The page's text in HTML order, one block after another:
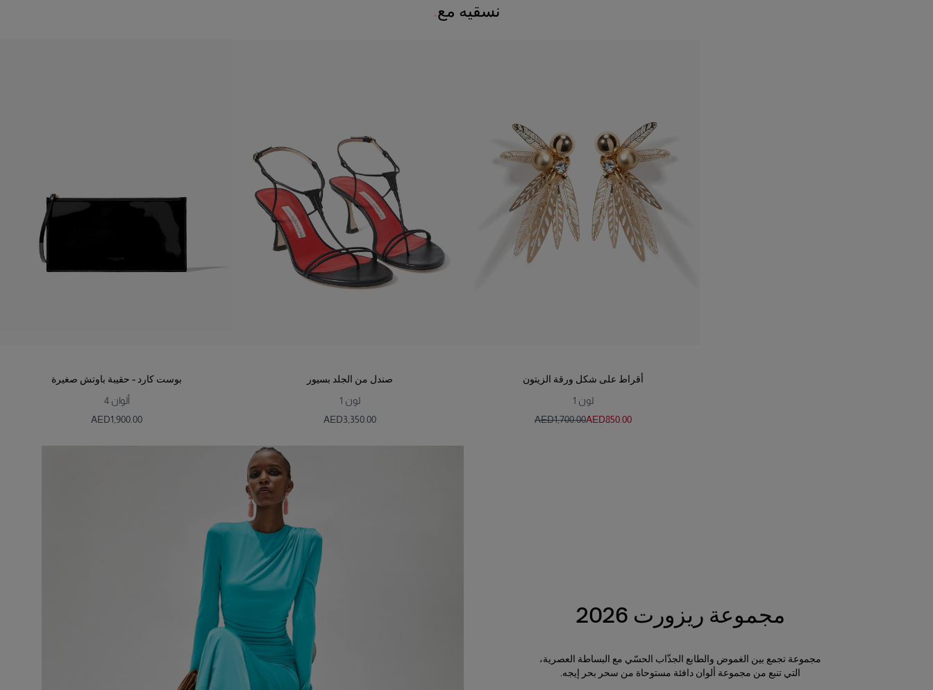
نسقيه مع
بوست كارد - حقيبة باوتش صغيرة
4 ألوان
AED‌1,900.00
صندل من الجلد بسيور
1 لون
AED‌3,350.00
أقراط على شكل ورقة الزيتون
1 لون
AED‌1,700.00AED‌850.00
مجموعة ريزورت 2026
مجموعة تجمع بين الغموض والطابع الجذّاب الحسّي مع البساطة العصرية،
التي تنبع من مجموعة ألوان دافئة مستوحاة من سحر بحر إيجه.